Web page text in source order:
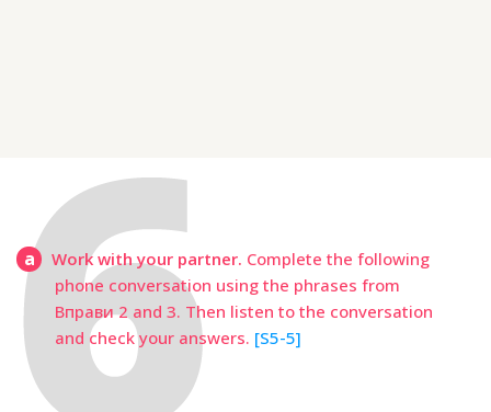
a Work with your partner. Complete the following
phone conversation using the phrases from
Вправи 2 and 3. Then listen to the conversation
and check your answers. [S5-5]